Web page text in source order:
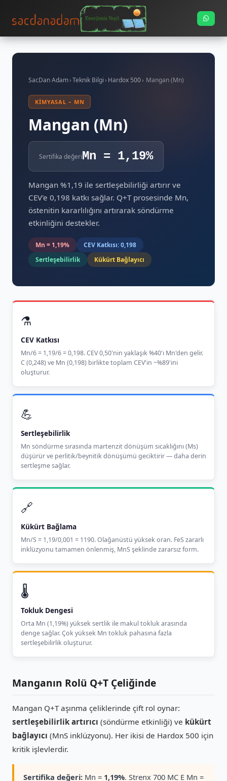
SacDan Adam›Teknik Bilgi› Hardox 500› Mangan (Mn)
KIMYASAL – MN
Mangan (Mn)
Sertifika değeriMn = 1,19%
Mangan %1,19 ile sertleşebilirliği artırır ve
CEV'e 0,198 katkı sağlar. Q+T prosesinde Mn,
östenitin kararlılığını artırarak söndürme
etkinliğini destekler.
Mn = 1,19%
CEV Katkısı: 0,198
Sertleşebilirlik
Kükürt Bağlayıcı
⚗️
CEV Katkısı
Mn/6 = 1,19/6 = 0,198. CEV 0,50'nin yaklaşık %40'ı Mn'den gelir.
C (0,248) ve Mn (0,198) birlikte toplam CEV'in ~%89'ini
oluşturur.
💪
Sertleşebilirlik
Mn söndürme sırasında martenzit dönüşüm sıcaklığını (Ms)
düşürür ve perlitik/beynitik dönüşümü geciktirir — daha derin
sertleşme sağlar.
🔗
Kükürt Bağlama
Mn/S = 1,19/0,001 = 1190. Olağanüstü yüksek oran. FeS zararlı
inklüzyonu tamamen önlenmiş, MnS şeklinde zararsız form.
🌡️
Tokluk Dengesi
Orta Mn (1,19%) yüksek sertlik ile makul tokluk arasında
denge sağlar. Çok yüksek Mn tokluk pahasına fazla
sertleşebilirlik oluşturur.
Manganın Rolü Q+T Çeliğinde
Mangan Q+T aşınma çeliklerinde çift rol oynar:
sertleşebilirlik artırıcı (söndürme etkinliği) ve kükürt
bağlayıcı (MnS inklüzyonu). Her ikisi de Hardox 500 için
kritik işlevlerdir.
Sertifika değeri: Mn = 1,19%. Strenx 700 MC E Mn =